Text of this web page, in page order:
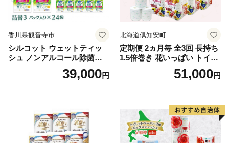
香川県観音寺市
シルコット ウェットティッ
シュ ノンアルコール除菌詰
替（43枚×3P）×24袋 日用品
おもちゃ 拭き取り 手拭き 外
39,000円
北海道倶知安町
定期便 2ヵ月毎 全3回 長持ち
1.5倍巻き 花いっぱい トイレ
ットペーパー ダブル 45ｍ 計
72ロール 全18種 花柄 プリン
ー 消耗品 備蓄 送料無料 北海
道 倶知安町 日用品
51,000円